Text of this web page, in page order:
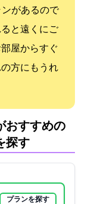
があるので
と遠くにご
屋からすぐ
方にもうれ
おすすめの
探す
プランを探す